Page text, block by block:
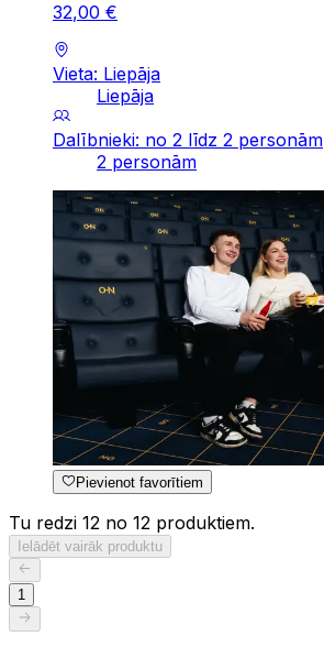
32,00 €
Vieta: Liepāja
Liepāja
Dalībnieki: no 2 līdz 2 personām
2 personām
Pievienot favorītiem
Tu redzi 12 no 12 produktiem.
Ielādēt vairāk produktu
1